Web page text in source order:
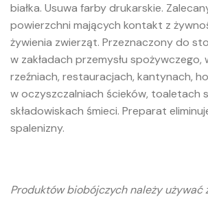
białka. Usuwa farby drukarskie.
powierzchni mających kontakt z
żywienia zwierząt. Przeznaczony do
w zakładach przemysłu spożywczego,
rzeźniach, restauracjach, kantynach,
w oczyszczalniach ścieków, toaletach
składowiskach śmieci. Preparat
spalenizny.
Produktów biobójczych należy używać